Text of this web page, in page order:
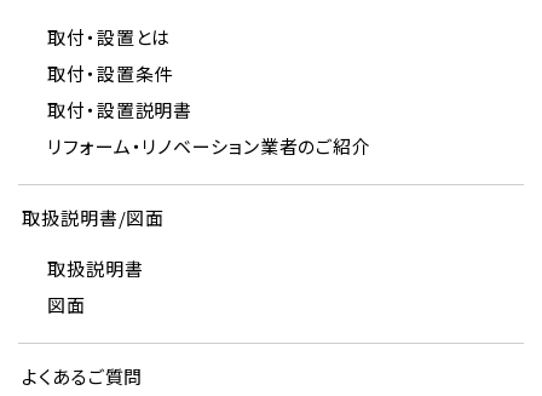
取付・設置とは
取付・設置条件
取付・設置説明書
リフォーム・リノベーション業者のご紹介
取扱説明書/図面
取扱説明書
図面
よくあるご質問